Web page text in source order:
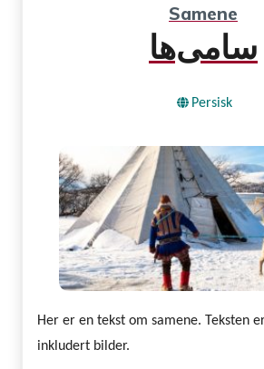
Samene
سامی‌ها
Persisk
Her er en tekst om samene. Teksten
inkludert bilder.